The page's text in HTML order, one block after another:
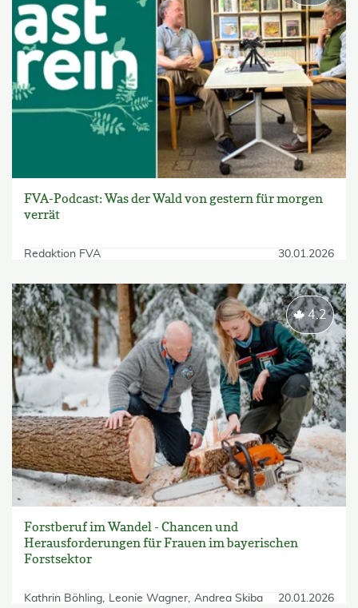
FVA-Podcast: Was der Wald von gestern für morgen
verrät
Redaktion FVA 30.01.2026
Forstberuf im Wandel - Chancen und
Herausforderungen für Frauen im bayerischen
Forstsektor
Kathrin Böhling Leonie Wagner Andrea Skiba 20.01.2026
4.2